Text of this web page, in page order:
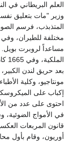
العلم البريطاني في
المتذبذب، فرسم
مختلفة للطيران،
بعد حريق لندن
مونتاجيو، وكلية
احتوى على عدد من
في الأمواج الضوئية،
قانون المربعات
أوريون، وقام بأول